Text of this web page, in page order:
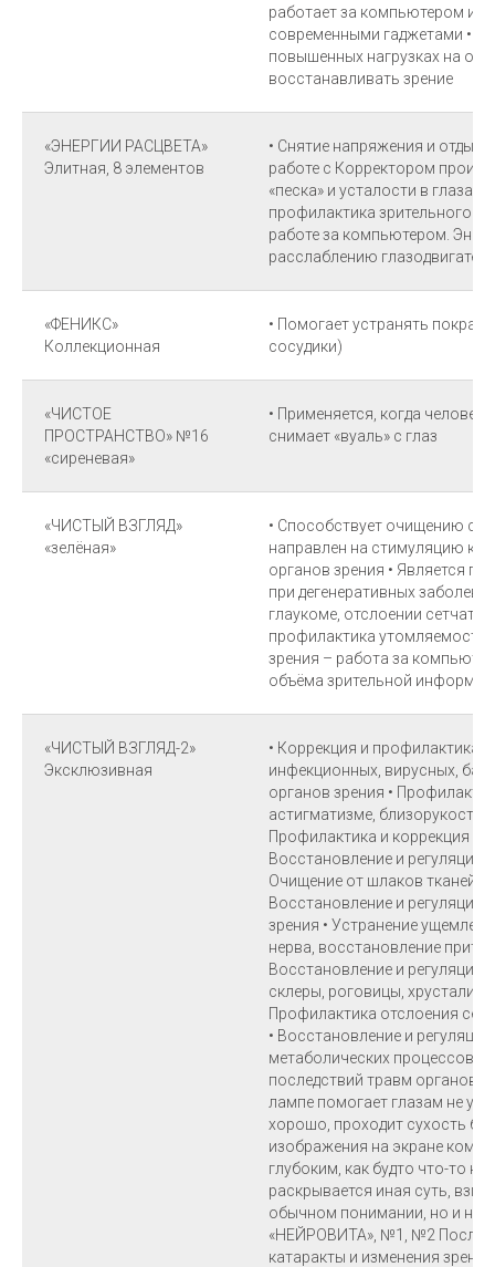
работает за компьютером и
современными гаджетами •
повышенных нагрузках на
восстанавливать зрение
«ЭНЕРГИИ РАСЦВЕТА»
Элитная, 8 элементов
• Снятие напряжения и отдых
работе с Корректором
«песка» и усталости в
профилактика зрительного
работе за компьютером.
расслаблению
«ФЕНИКС»
Коллекционная
• Помогает устранять
сосудики)
«ЧИСТОЕ
ПРОСТРАНСТВО» №16
«сиреневая»
• Применяется, когда человек
снимает «вуаль» с глаз
«ЧИСТЫЙ ВЗГЛЯД»
«зелёная»
• Способствует очищению
направлен на стимуляцию
органов зрения • Является
при дегенеративных
глаукоме, отслоении
профилактика утомляемости
зрения – работа за
объёма зрительной
«ЧИСТЫЙ ВЗГЛЯД-2»
Эксклюзивная
• Коррекция и профилактика
инфекционных, вирусных,
органов зрения •
астигматизме, близорукости,
Профилактика и коррекция
Восстановление и регуляция
Очищение от шлаков тканей и
Восстановление и регуляция
зрения • Устранение
нерва, восстановление
Восстановление и регуляция
склеры, роговицы, хрусталика
Профилактика отслоения
• Восстановление и
метаболических процессов в
последствий травм органов
лампе помогает глазам не
хорошо, проходит сухость
изображения на экране
глубоким, как будто что-то
раскрывается иная суть,
обычном понимании, но и на
«НЕЙРОВИТА», №1, №2 После
катаракты и изменения